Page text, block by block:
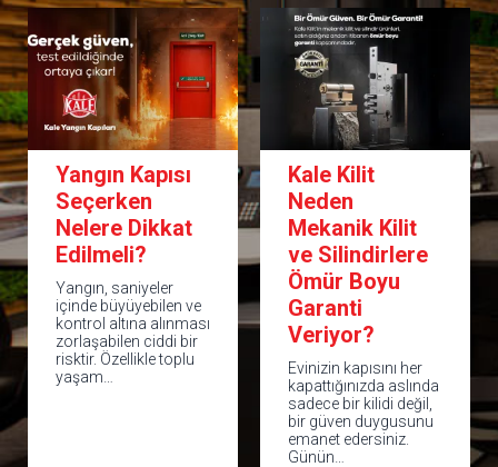
Kale Kilit
Neden
Mekanik Kilit
ve Silindirlere
Ömür Boyu
Garanti
Veriyor?
Evinizin kapısını her
kapattığınızda aslında
Çelik Kapı
Seçim Rehberi:
En Doğru
Kapıyı Nasıl
Seçersiniz?|
Kale 6. Seviye
Çelik Kapı
Evimizin ya da iş
yerimizin güvenliği
kapıda başlar. Doğru
çelik kapı; hırsızlığa
karşı caydırıcılık,
sessiz ve…